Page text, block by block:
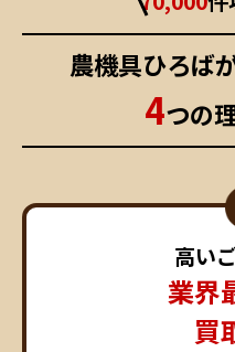
農機具ひろば
4つの
高い
業界
買